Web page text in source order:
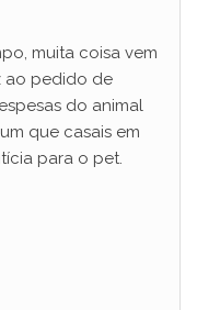
muita coisa vem
ao pedido de
do animal
que casais em
para o pet.